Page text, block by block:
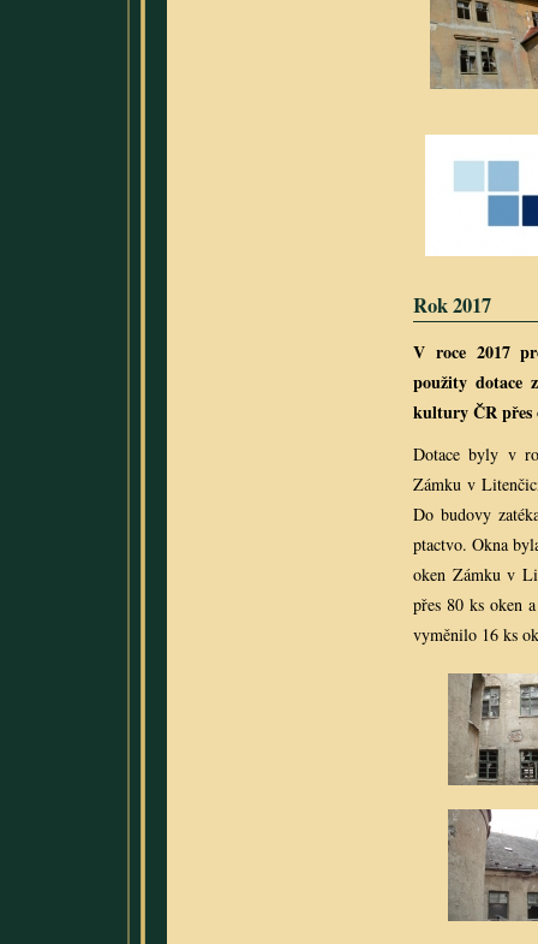
Rok 2017
V roce 2017
použity dotace
kultury ČR přes
Dotace byly v
Zámku v
Do budovy
ptactvo. Okna
oken Zámku v
přes 80 ks oken
vyměnilo 16 ks